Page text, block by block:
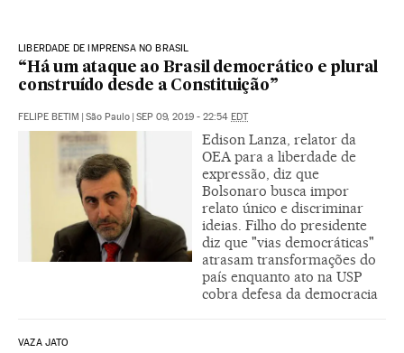
LIBERDADE DE IMPRENSA NO BRASIL
“Há um ataque ao Brasil democrático e plural
construído desde a Constituição”
FELIPE BETIM | São Paulo | SEP 09, 2019 - 22:54 EDT
Edison Lanza, relator da
OEA para a liberdade de
expressão, diz que
Bolsonaro busca impor
relato único e discriminar
ideias. Filho do presidente
diz que "vias democráticas"
atrasam transformações do
país enquanto ato na USP
cobra defesa da democracia
VAZA JATO